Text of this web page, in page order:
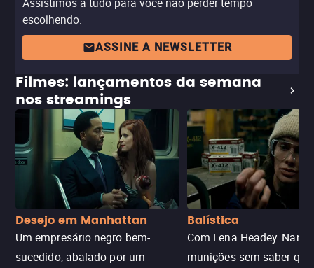
escolhendo.
ASSINE A NEWSLETTER
Filmes: lançamentos da semana
nos streamings
Desejo em Manhattan
Um empresário negro bem-
sucedido, abalado por um
Balística
Com Lena Headey.
munições sem saber